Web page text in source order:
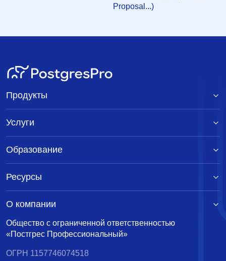
Proposal...)
Общество с ограниченной ответственностью
«Постгрес Профессиональный»
ОГРН 1157746074518
Продукты
Услуги
Образование
Ресурсы
О компании